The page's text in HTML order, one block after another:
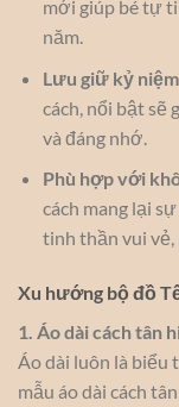
mới giúp bé tự
năm.
Lưu giữ kỷ
cách, nổi bật sẽ
và đáng nhớ.
Phù hợp với
cách mang lại
tinh thần vui vẻ,
Xu hướng bộ đồ
1. Áo dài cách tân
Áo dài luôn là biểu
mẫu áo dài cách